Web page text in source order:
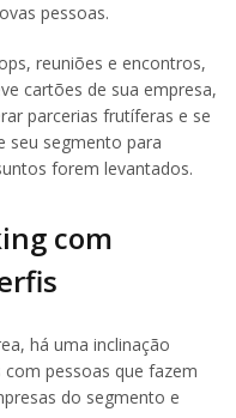
pessoas.
reuniões e encontros,
cartões de sua empresa,
parcerias frutíferas e se
seu segmento para
forem levantados.
com
há uma inclinação
pessoas que fazem
do segmento e